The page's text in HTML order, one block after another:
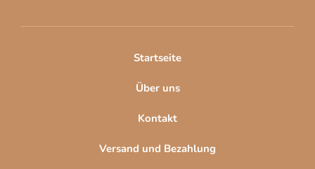
Startseite
Über uns
Kontakt
Versand und Bezahlung